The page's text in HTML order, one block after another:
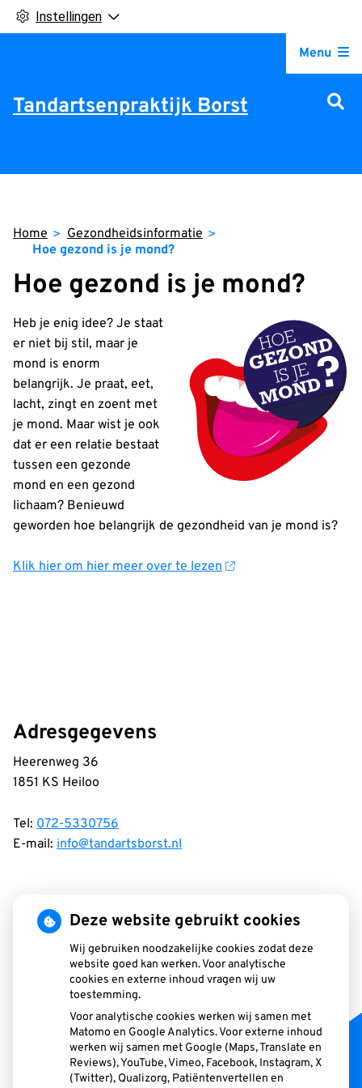
Instellingen
Tandartsenpraktijk Borst
Menu
Home
Gezondheidsinformatie
Hoe gezond is je mond?
Hoe gezond is je mond?
Heb je enig idee? Je staat
er niet bij stil, maar je
mond is enorm
belangrijk. Je praat, eet,
lacht, zingt en zoent met
je mond. Maar wist je ook
dat er een relatie bestaat
tussen een gezonde
mond en een gezond
lichaam? Benieuwd
geworden hoe belangrijk de gezondheid van je mond is?
Klik hier om hier meer over te lezen
Adresgegevens
Heerenweg 36
1851 KS Heiloo
Tel: 072-5330756
E-mail: info@tandartsborst.nl
Openingstijden
08.15-17.00
08.15-17.00
Woensdag:
08.15-17.00
Donderdag: 08.15-17.00
08.30-13.00
Telefonische bereikbaarheid
Deze website gebruikt cookies
Wij gebruiken noodzakelijke cookies zodat deze
website goed kan werken. Voor analytische
cookies en externe inhoud vragen wij uw
toestemming.
Voor analytische cookies werken wij samen met
Matomo en Google Analytics. Voor externe inhoud
werken wij samen met Google (Maps, Translate en
Reviews), YouTube, Vimeo, Facebook, Instagram, X
(Twitter), Qualizorg, Patiëntenvertellen en